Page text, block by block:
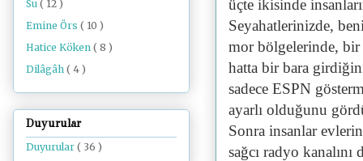
üçte ikisinde
Seyahatlerinizde,
mor bölgelerinde, bir
hatta bir bara
sadece ESPN
ayarlı olduğunu
Sonra insanlar
sağcı radyo
Su ( 12 )
Emine Örs ( 10 )
Hatice Köken ( 8 )
Dilâgâh ( 4 )
Duyurular
Duyurular ( 36 )